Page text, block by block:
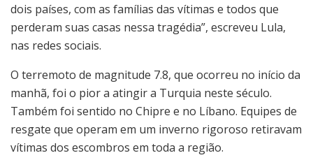
dois países, com as famílias das vítimas e todos que
perderam suas casas nessa tragédia”, escreveu Lula,
nas redes sociais.
O terremoto de magnitude 7.8, que ocorreu no início da
manhã, foi o pior a atingir a Turquia neste século.
Também foi sentido no Chipre e no Líbano. Equipes de
resgate que operam em um inverno rigoroso retiravam
vítimas dos escombros em toda a região.